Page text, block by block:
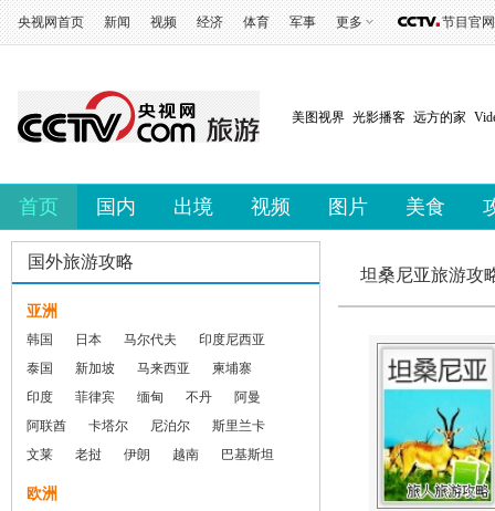
央视网首页 新闻 视频 经济 体育 军事 更多 节目官网
美图视界 光影播客 远方的家
首页 国内 出境 视频 图片 美食
国外旅游攻略
亚洲
韩国 日本 马尔代夫
印度尼西亚
泰国
新加坡 马来西亚
柬埔寨
印度
菲律宾 缅甸 不丹
阿曼
阿联酋
卡塔尔 尼泊尔
斯里兰卡
文莱
老挝 伊朗 越南 巴基斯坦
欧洲
坦桑尼亚旅游攻